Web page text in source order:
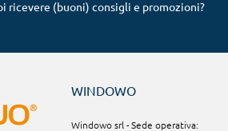
ricevere (buoni) consigli e promozioni?
WINDOWO
Windowo srl - Sede operativa: